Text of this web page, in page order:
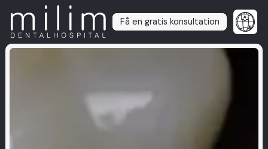
Få en gratis konsultation